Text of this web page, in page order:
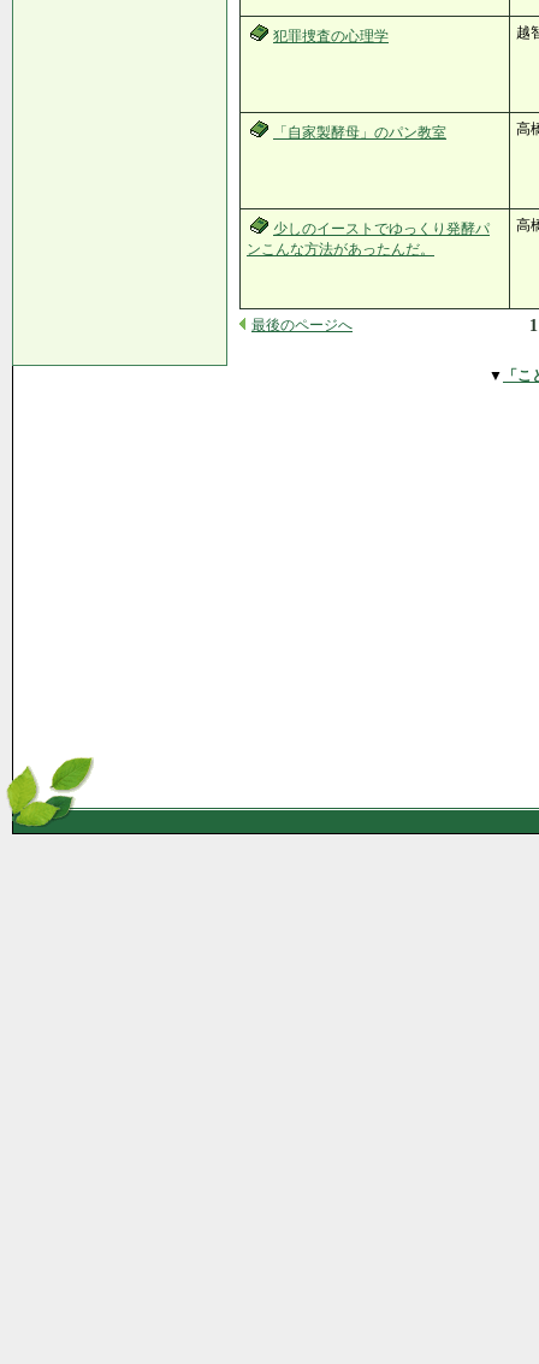
犯罪捜査の心理学 越
「自家製酵母」のパン教室 高
少しのイーストでゆっくり発酵パ
ンこんな方法があったんだ。
高
最後のページへ 1
▼ 「